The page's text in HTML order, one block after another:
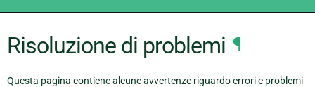
Risoluzione di problemi ¶
Questa pagina contiene alcune avvertenze riguardo errori e problemi